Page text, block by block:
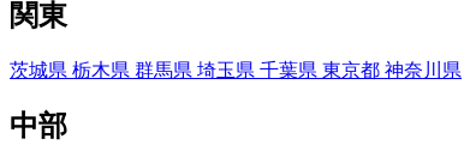
関東
茨城県 栃木県 群馬県 埼玉県 千葉県 東京都 神奈川県
中部